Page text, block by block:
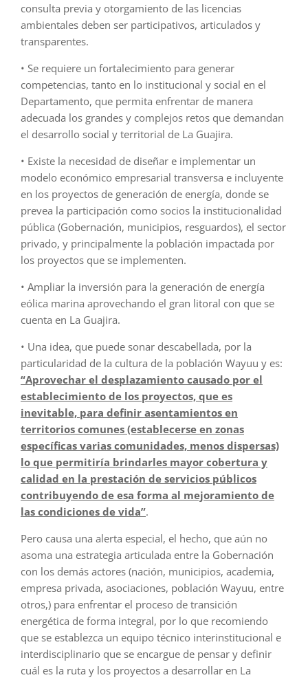
consulta previa y otorgamiento de las licencias
ambientales deben ser participativos, articulados y
transparentes.
• Se requiere un fortalecimiento para generar
competencias, tanto en lo institucional y social en el
Departamento, que permita enfrentar de manera
adecuada los grandes y complejos retos que demandan
el desarrollo social y territorial de La Guajira.
• Existe la necesidad de diseñar e implementar un
modelo económico empresarial transversa e incluyente
en los proyectos de generación de energía, donde se
prevea la participación como socios la institucionalidad
pública (Gobernación, municipios, resguardos), el sector
privado, y principalmente la población impactada por
los proyectos que se implementen.
• Ampliar la inversión para la generación de energía
eólica marina aprovechando el gran litoral con que se
cuenta en La Guajira.
• Una idea, que puede sonar descabellada, por la
particularidad de la cultura de la población Wayuu y es:
“Aprovechar el desplazamiento causado por el
establecimiento de los proyectos, que es
inevitable, para definir asentamientos en
territorios comunes (establecerse en zonas
específicas varias comunidades, menos dispersas)
lo que permitiría brindarles mayor cobertura y
calidad en la prestación de servicios públicos
contribuyendo de esa forma al mejoramiento de
las condiciones de vida”.
Pero causa una alerta especial, el hecho, que aún no
asoma una estrategia articulada entre la Gobernación
con los demás actores (nación, municipios, academia,
empresa privada, asociaciones, población Wayuu, entre
otros,) para enfrentar el proceso de transición
energética de forma integral, por lo que recomiendo
que se establezca un equipo técnico interinstitucional e
interdisciplinario que se encargue de pensar y definir
cuál es la ruta y los proyectos a desarrollar en La